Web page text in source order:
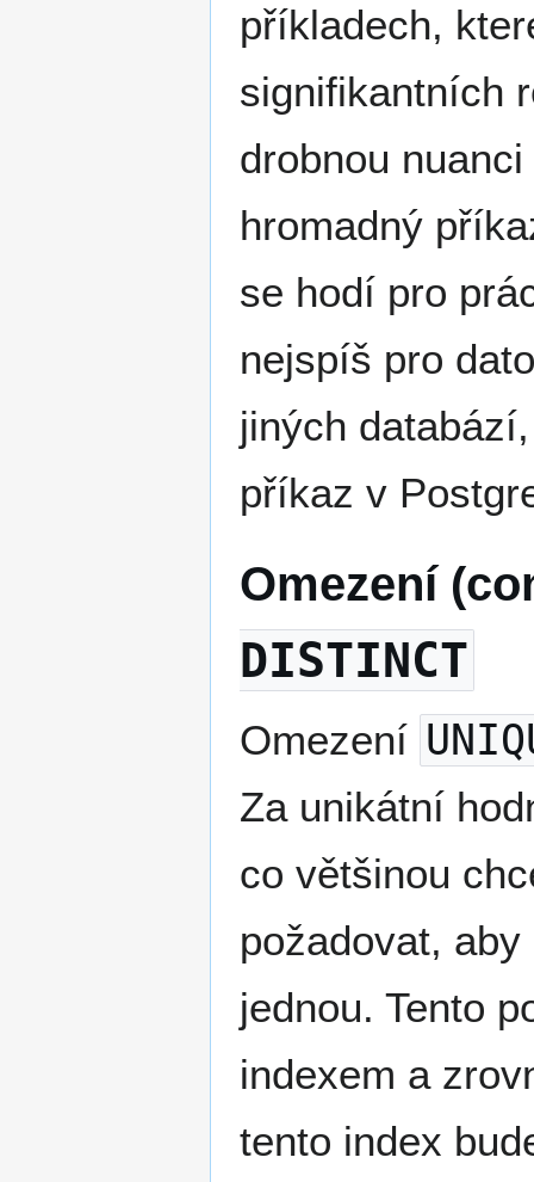
příkladech,
signifikantních
drobnou
hromadný
se hodí pro
nejspíš pro
jiných
příkaz v
Omezení
DISTINCT
Omezení
Za unikátní
co většinou
požadovat,
jednou. Tento
indexem a
tento index